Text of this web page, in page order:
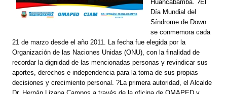
Huancabamba. ?El
Día Mundial del
Síndrome de Down
se conmemora cada
21 de marzo desde el año 2011. La fecha fue elegida por la
Organización de las Naciones Unidas (ONU), con la finalidad de
recordar la dignidad de las mencionadas personas y revindicar sus
aportes, derechos e independencia para la toma de sus propias
decisiones y crecimiento personal. ?La primera autoridad, el Alcalde